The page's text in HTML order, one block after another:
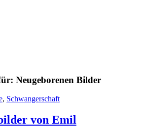
Neugeborenen Bilder
, Schwangerschaft
von Emil